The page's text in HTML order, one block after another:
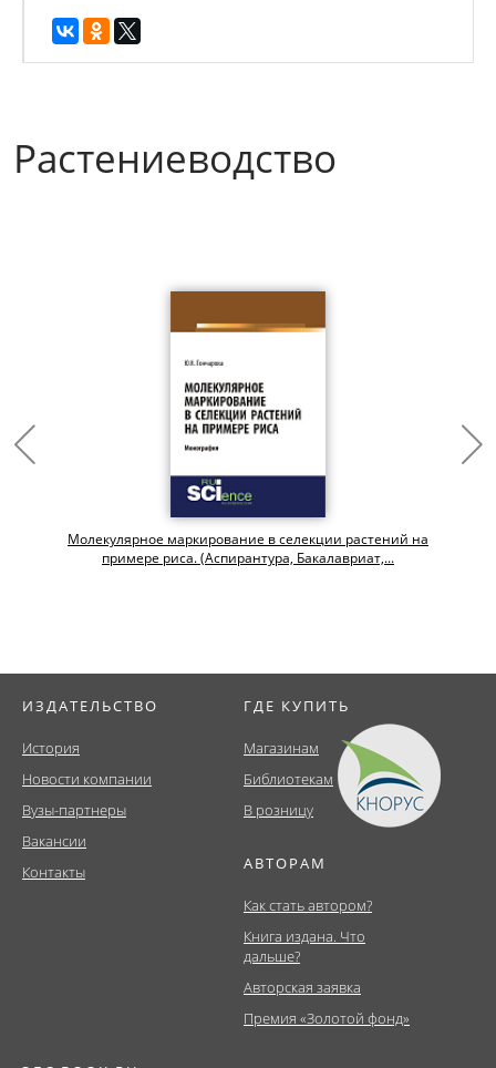
Растениеводство
Молекулярное маркирование в селекции растений на
примере риса. (Аспирантура, Бакалавриат,...
ИЗДАТЕЛЬСТВО
История
Новости компании
Вузы-партнеры
Вакансии
Контакты
ГДЕ КУПИТЬ
Магазинам
Библиотекам
В розницу
АВТОРАМ
Как стать автором?
Книга издана. Что
дальше?
Авторская заявка
Премия «Золотой фонд»